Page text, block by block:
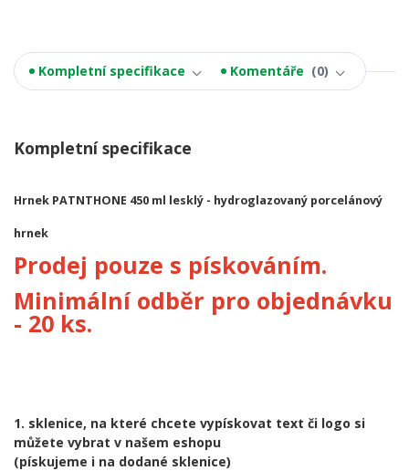
Kompletní specifikace Komentáře 0
Kompletní specifikace
Hrnek PATNTHONE 450 ml lesklý - hydroglazovaný porcelánový
hrnek
Prodej pouze s pískováním.
Minimální odběr pro objednávku
- 20 ks.
1. sklenice, na které chcete vypískovat text či logo si
můžete vybrat v našem eshopu
(pískujeme i na dodané sklenice)